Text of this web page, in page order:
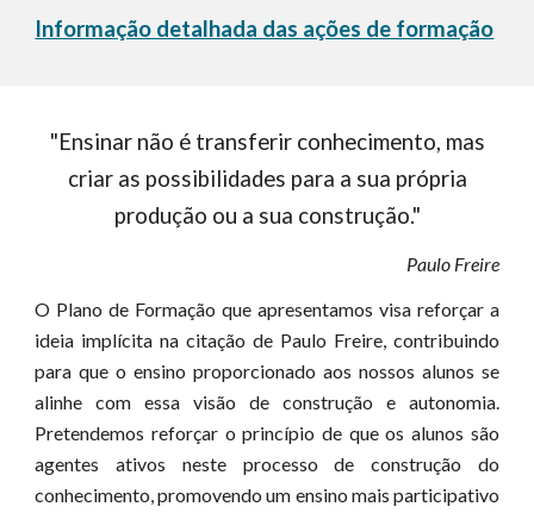
Informação detalhada das ações de formação
"Ensinar não é transferir conhecimento, mas
criar as possibilidades para a sua própria
produção ou a sua construção."
Paulo Freire
O Plano de Formação que apresentamos visa reforçar a
ideia implícita na citação de Paulo Freire, contribuindo
para que o ensino proporcionado aos nossos alunos se
alinhe com essa visão de construção e autonomia.
Pretendemos reforçar o princípio de que os alunos são
agentes ativos neste processo de construção do
conhecimento, promovendo um ensino mais participativo